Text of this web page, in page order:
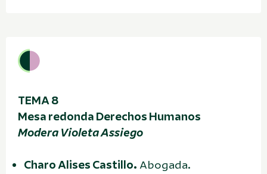
TEMA 8
Mesa redonda Derechos Humanos
Modera Violeta Assiego
Charo Alises Castillo. Abogada.